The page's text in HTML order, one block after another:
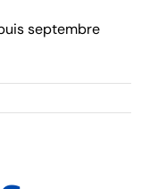
septembre